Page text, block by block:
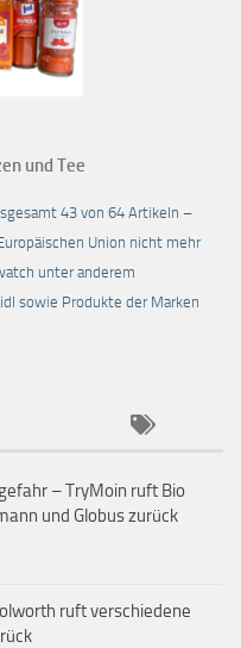
und Tee
43 von 64 Artikeln –
Union nicht mehr
unter anderem
sowie Produkte der Marken
– TryMoin ruft Bio
und Globus zurück
ruft verschiedene